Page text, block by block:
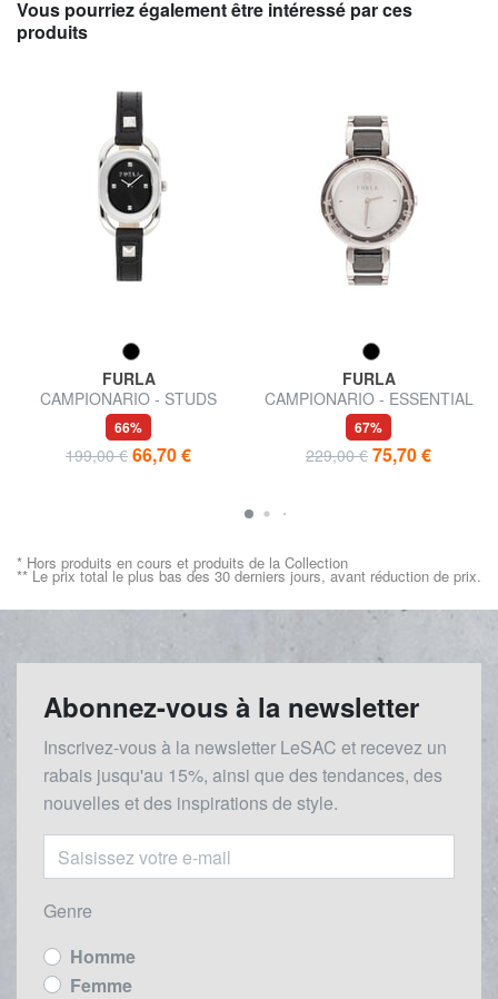
Vous pourriez également être intéressé par ces
produits
FURLA
CAMPIONARIO - STUDS
Montre pour femme
66%
199,00 € 66,70 €
FURLA
CAMPIONARIO - ESSENTIAL
montre à affichage de l'heure
uniquement
67%
229,00 € 75,70 €
* Hors produits en cours et produits de la Collection
** Le prix total le plus bas des 30 derniers jours, avant réduction de prix.
Abonnez-vous à la newsletter
Inscrivez-vous à la newsletter LeSAC et recevez un
rabais jusqu'au 15%, ainsi que des tendances, des
nouvelles et des inspirations de style.
Genre
Homme
Femme